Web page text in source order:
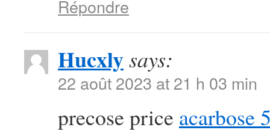
Répondre
Hucxlysays:
22 août 2023 at 21 h 03 min
precose price acarbose